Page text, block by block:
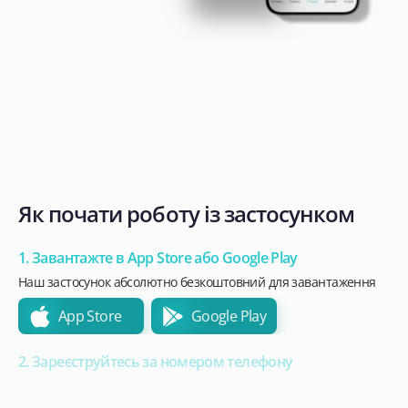
Як почати роботу із застосунком
1. Завантажте в App Store або Google Play
Наш застосунок абсолютно безкоштовний для завантаження
App Store Google Play
2. Зареєструйтесь за номером телефону